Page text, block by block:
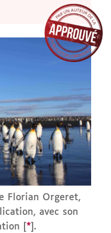
Florian Orgeret,
avec son
[ *].